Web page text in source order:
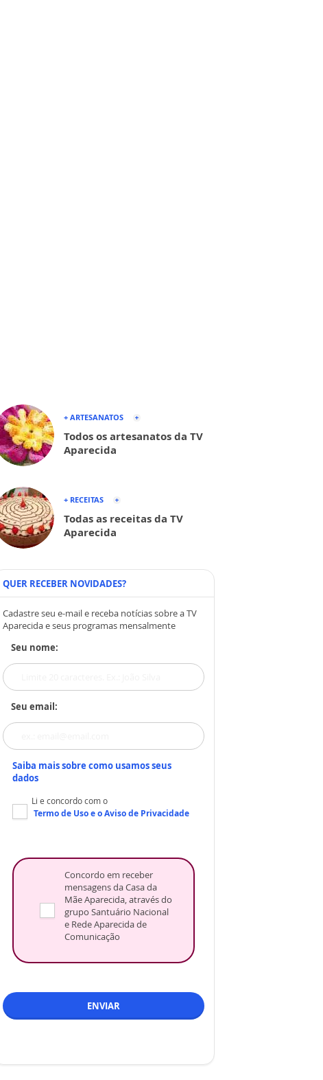
+ ARTESANATOS
Todos os artesanatos da TV
Aparecida
+ RECEITAS
Todas as receitas da TV
Aparecida
QUER RECEBER NOVIDADES?
Cadastre seu e-mail e receba notícias sobre a TV
Aparecida e seus programas mensalmente
Seu nome:
Seu email:
Saiba mais sobre como usamos seus
dados
Li e concordo com o
Termo de Usoe oAviso de Privacidade
Concordo em receber
mensagens da Casa da
Mãe Aparecida, através do
grupo Santuário Nacional
e Rede Aparecida de
Comunicação
ENVIAR